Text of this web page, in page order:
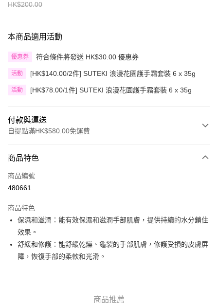
HK$200.00
本商品適用活動
優惠券 符合條件將發送 HK$30.00 優惠券
活動 [HK$140.00/2件] SUTEKI 浪漫花園護手霜套裝 6 x 35g
活動 [HK$78.00/1件] SUTEKI 浪漫花園護手霜套裝 6 x 35g
付款與運送
自提點滿HK$580.00免運費
信用卡
Apple Pay
AlipayHK
PayMe
WeChat Pay
銀行匯款 請將存款存到以下銀行帳戶，並於存款單據寫上訂單編號後電郵至
eshop@colourmix-cosmetics.com** **我們不會處理沒有提供存款單據的訂
商品特色
商品編號
480661
商品特色
保濕和滋潤：能有效保濕和滋潤手部肌膚，提供持續的水分鎖住
效果。
舒緩和修護：能舒緩乾燥、龜裂的手部肌膚，修護受損的皮膚屏
障，恢復手部的柔軟和光滑。
商品推薦